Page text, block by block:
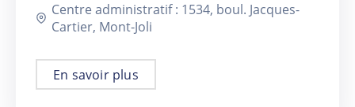
Centre administratif : 1534, boul. Jacques-
Cartier, Mont-Joli
En savoir plus